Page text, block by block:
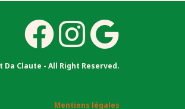
Da Claute - All Right Reserved.
Mentions légales